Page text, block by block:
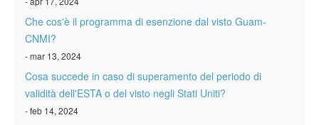
Che cos'è il programma di esenzione dal visto Guam-
CNMI?
- mar 13, 2024
Cosa succede in caso di superamento del periodo di
validità dell'ESTA o del visto negli Stati Uniti?
- feb 14, 2024